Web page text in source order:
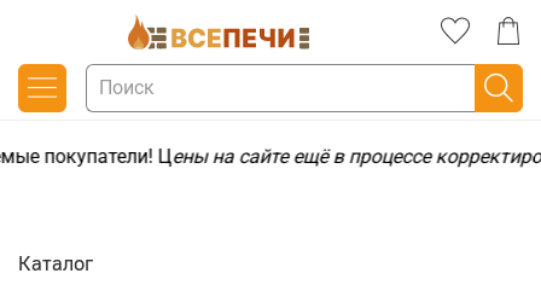
покупатели! Цены на сайте ещё в процессе
Каталог